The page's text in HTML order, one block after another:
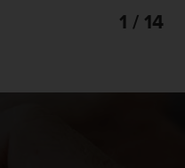
1 / 14